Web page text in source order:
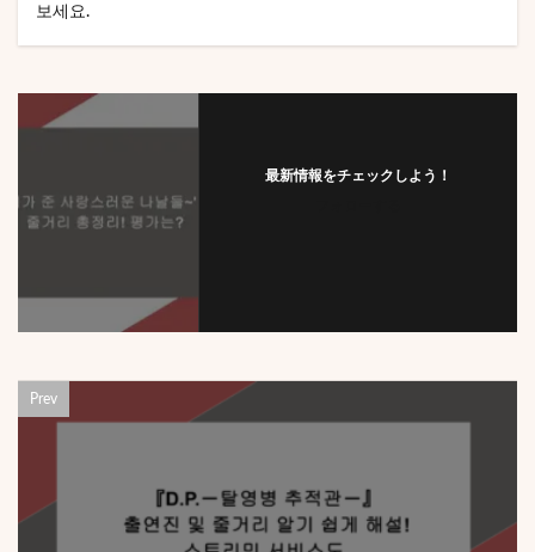
보세요.
最新情報をチェックしよう！
Prev